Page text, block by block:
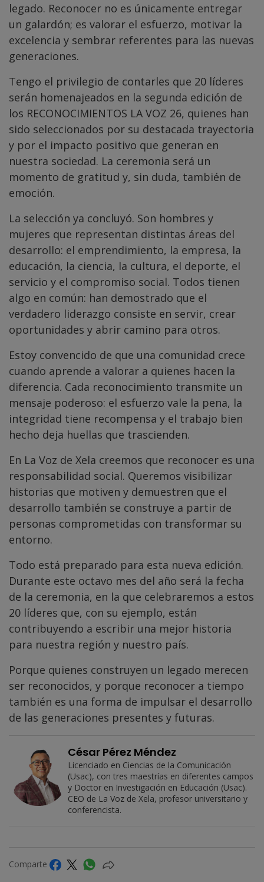
legado. Reconocer no es únicamente entregar
un galardón; es valorar el esfuerzo, motivar la
excelencia y sembrar referentes para las nuevas
generaciones.
Tengo el privilegio de contarles que 20 líderes
serán homenajeados en la segunda edición de
los RECONOCIMIENTOS LA VOZ 26, quienes han
sido seleccionados por su destacada trayectoria
y por el impacto positivo que generan en
nuestra sociedad. La ceremonia será un
momento de gratitud y, sin duda, también de
emoción.
La selección ya concluyó. Son hombres y
mujeres que representan distintas áreas del
desarrollo: el emprendimiento, la empresa, la
educación, la ciencia, la cultura, el deporte, el
servicio y el compromiso social. Todos tienen
algo en común: han demostrado que el
verdadero liderazgo consiste en servir, crear
oportunidades y abrir camino para otros.
Estoy convencido de que una comunidad crece
cuando aprende a valorar a quienes hacen la
diferencia. Cada reconocimiento transmite un
mensaje poderoso: el esfuerzo vale la pena, la
integridad tiene recompensa y el trabajo bien
hecho deja huellas que trascienden.
En La Voz de Xela creemos que reconocer es una
responsabilidad social. Queremos visibilizar
historias que motiven y demuestren que el
desarrollo también se construye a partir de
personas comprometidas con transformar su
entorno.
Todo está preparado para esta nueva edición.
Durante este octavo mes del año será la fecha
de la ceremonia, en la que celebraremos a estos
20 líderes que, con su ejemplo, están
contribuyendo a escribir una mejor historia
para nuestra región y nuestro país.
Porque quienes construyen un legado merecen
ser reconocidos, y porque reconocer a tiempo
también es una forma de impulsar el desarrollo
de las generaciones presentes y futuras.
César Pérez Méndez
Licenciado en Ciencias de la Comunicación
(Usac), con tres maestrías en diferentes campos
y Doctor en Investigación en Educación (Usac).
CEO de La Voz de Xela, profesor universitario y
conferencista.
Comparte